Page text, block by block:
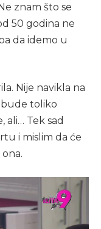
znam što se
50 godina ne
da idemo u
Nije navikla na
bude toliko
ali… Tek sad
i mislim da će